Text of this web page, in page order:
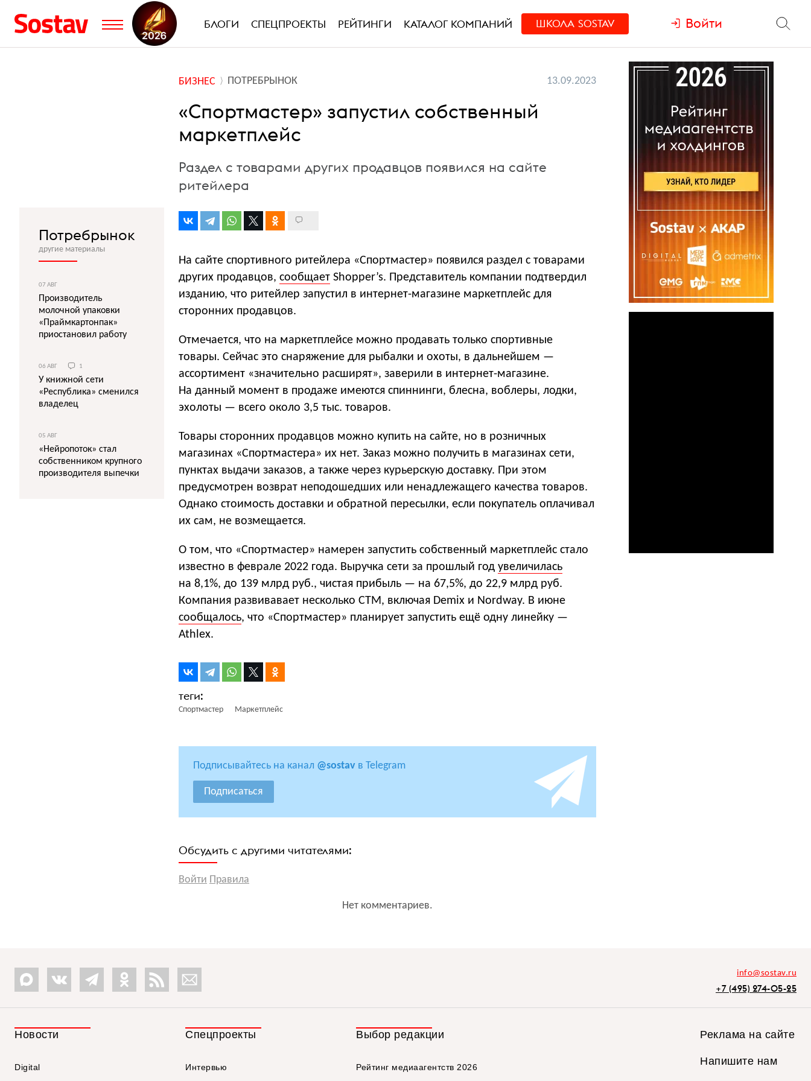
БЛОГИ СПЕЦПРОЕКТЫ РЕЙТИНГИ КАТАЛОГ КОМПАНИЙ ШКОЛА SOSTAV Войти
БИЗНЕС ПОТРЕБРЫНОК 13.09.2023
«Спортмастер» запустил собственный
маркетплейс
Раздел с товарами других продавцов появился на сайте
ритейлера
На сайте спортивного ритейлера «Спортмастер» появился раздел с товарами
других продавцов, сообщает Shopper’s. Представитель компании подтвердил
изданию, что ритейлер запустил в интернет-магазине маркетплейс для
сторонних продавцов.
Отмечается, что на маркетплейсе можно продавать только спортивные
товары. Сейчас это снаряжение для рыбалки и охоты, в дальнейшем —
ассортимент «значительно расширят», заверили в интернет-магазине.
На данный момент в продаже имеются спиннинги, блесна, воблеры, лодки,
эхолоты — всего около 3,5 тыс. товаров.
Товары сторонних продавцов можно купить на сайте, но в розничных
магазинах «Спортмастера» их нет. Заказ можно получить в магазинах сети,
пунктах выдачи заказов, а также через курьерскую доставку. При этом
предусмотрен возврат неподошедших или ненадлежащего качества товаров.
Однако стоимость доставки и обратной пересылки, если покупатель оплачивал
их сам, не возмещается.
О том, что «Спортмастер» намерен запустить собственный маркетплейс стало
известно в феврале 2022 года. Выручка сети за прошлый год увеличилась
на 8,1%, до 139 млрд руб., чистая прибыль — на 67,5%, до 22,9 млрд руб.
Компания развивавает несколько СТМ, включая Demix и Nordway. В июне
сообщалось, что «Спортмастер» планирует запустить ещё одну линейку —
Athlex.
Спортмастер Маркетплейс
Подписывайтесь на канал @sostav в Telegram
Подписаться
Обсудить с другими читателями:
Войти Правила
Нет комментариев.
Потребрынок
другие материалы
07 АВГ
Производитель
молочной упаковки
«Праймкартонпак»
приостановил работу
06 АВГ 1
У книжной сети
«Республика» сменился
владелец
05 АВГ
«Нейропоток» стал
собственником крупного
производителя выпечки
info@sostav.ru
+7 (495) 274-05-25
Новости
Digital
Спецпроекты
Интервью
Выбор редакции
Рейтинг медиаагентств 2026
Реклама на сайте
Напишите нам